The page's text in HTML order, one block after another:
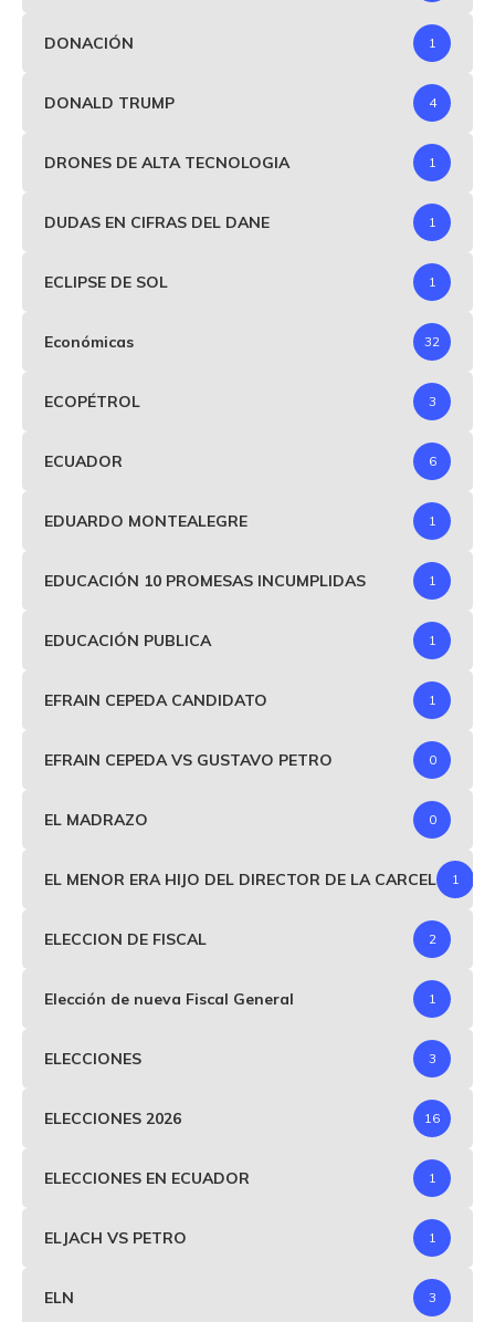
DONACIÓN 1
DONALD TRUMP 4
DRONES DE ALTA TECNOLOGIA 1
DUDAS EN CIFRAS DEL DANE 1
ECLIPSE DE SOL 1
Económicas 32
ECOPÉTROL 3
ECUADOR 6
EDUARDO MONTEALEGRE 1
EDUCACIÓN 10 PROMESAS INCUMPLIDAS 1
EDUCACIÓN PUBLICA 1
EFRAIN CEPEDA CANDIDATO 1
EFRAIN CEPEDA VS GUSTAVO PETRO 0
EL MADRAZO 0
EL MENOR ERA HIJO DEL DIRECTOR DE LA CARCEL 1
ELECCION DE FISCAL 2
Elección de nueva Fiscal General 1
ELECCIONES 3
ELECCIONES 2026 16
ELECCIONES EN ECUADOR 1
ELJACH VS PETRO 1
ELN 3